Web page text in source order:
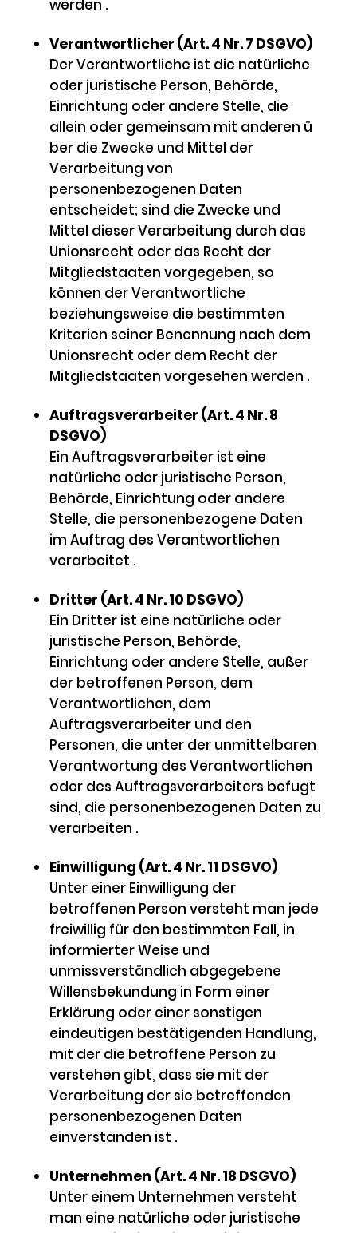
werden .
Verantwortlicher (Art. 4 Nr. 7 DSGVO)
Der Verantwortliche ist die natürliche
oder juristische Person, Behörde,
Einrichtung oder andere Stelle, die
allein oder gemeinsam mit anderen ü
ber die Zwecke und Mittel der
Verarbeitung von
personenbezogenen Daten
entscheidet; sind die Zwecke und
Mittel dieser Verarbeitung durch das
Unionsrecht oder das Recht der
Mitgliedstaaten vorgegeben, so
können der Verantwortliche
beziehungsweise die bestimmten
Kriterien seiner Benennung nach dem
Unionsrecht oder dem Recht der
Mitgliedstaaten vorgesehen werden .
Auftragsverarbeiter (Art. 4 Nr. 8
DSGVO)
Ein Auftragsverarbeiter ist eine
natürliche oder juristische Person,
Behörde, Einrichtung oder andere
Stelle, die personenbezogene Daten
im Auftrag des Verantwortlichen
verarbeitet .
Dritter (Art. 4 Nr. 10 DSGVO)
Ein Dritter ist eine natürliche oder
juristische Person, Behörde,
Einrichtung oder andere Stelle, außer
der betroffenen Person, dem
Verantwortlichen, dem
Auftragsverarbeiter und den
Personen, die unter der unmittelbaren
Verantwortung des Verantwortlichen
oder des Auftragsverarbeiters befugt
sind, die personenbezogenen Daten zu
verarbeiten .
Einwilligung (Art. 4 Nr. 11 DSGVO)
Unter einer Einwilligung der
betroffenen Person versteht man jede
freiwillig für den bestimmten Fall, in
informierter Weise und
unmissverständlich abgegebene
Willensbekundung in Form einer
Erklärung oder einer sonstigen
eindeutigen bestätigenden Handlung,
mit der die betroffene Person zu
verstehen gibt, dass sie mit der
Verarbeitung der sie betreffenden
personenbezogenen Daten
einverstanden ist .
Unternehmen (Art. 4 Nr. 18 DSGVO)
Unter einem Unternehmen versteht
man eine natürliche oder juristische